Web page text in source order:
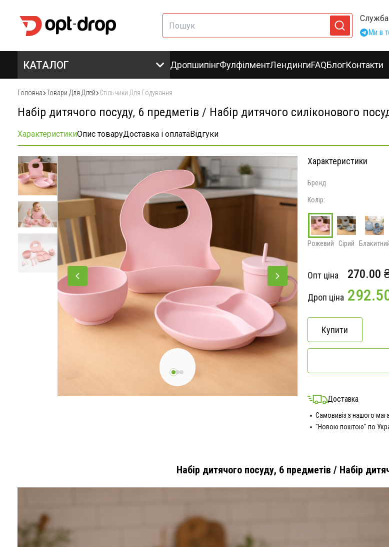
Служба
Ми в
КАТАЛОГ ДропшипінгФулфілментЛендингиFAQБлогКонтакти
Головна Товари Для Дітей Стільчики Для Годування
Набір дитячого посуду, 6 предметів / Набір дитячого силіконового
ХарактеристикиОпис товаруДоставка і оплатаВідгуки
Характеристики
Бренд
Колір:
Рожевий Сірий
Опт ціна 270.00
Дроп ціна
Купити
Доставка
Самовивіз з нашого
"Новою поштою" по
Набір дитячого посуду, 6 предметів / Набір